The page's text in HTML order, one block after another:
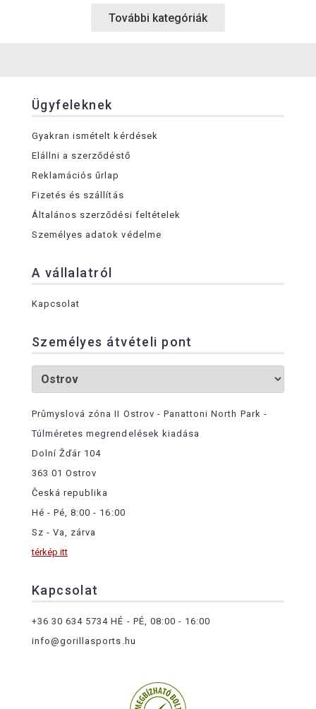
További kategóriák
Ügyfeleknek
Gyakran ismételt kérdések
Elállni a szerződéstő
Reklamációs űrlap
Fizetés és szállítás
Általános szerződési feltételek
Személyes adatok védelme
A vállalatról
Kapcsolat
Személyes átvételi pont
Průmyslová zóna II Ostrov - Panattoni North Park -
Túlméretes megrendelések kiadása
Dolní Žďár 104
363 01 Ostrov
Česká republika
Hé - Pé, 8:00 - 16:00
Sz - Va, zárva
térkép itt
Kapcsolat
+36 30 634 5734 HÉ - PÉ, 08:00 - 16:00
info@gorillasports.hu